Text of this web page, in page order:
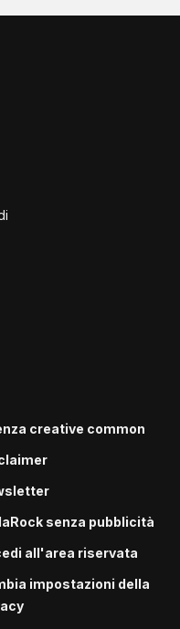
creative common
senza pubblicità
all'area riservata
impostazioni della